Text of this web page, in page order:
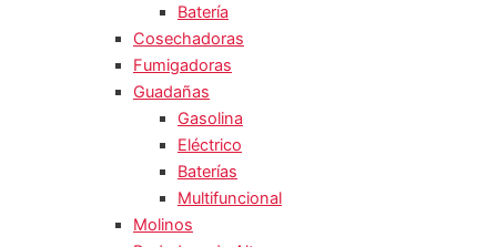
Batería
Cosechadoras
Fumigadoras
Guadañas
Gasolina
Eléctrico
Baterías
Multifuncional
Molinos